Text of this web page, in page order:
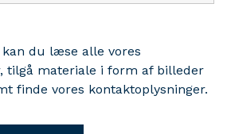
du læse alle vores
tilgå materiale i form af billeder
finde vores kontaktoplysninger.